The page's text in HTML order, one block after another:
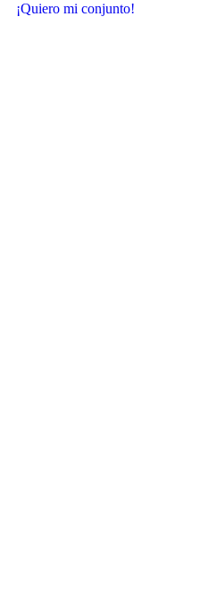
¡Quiero mi conjunto!